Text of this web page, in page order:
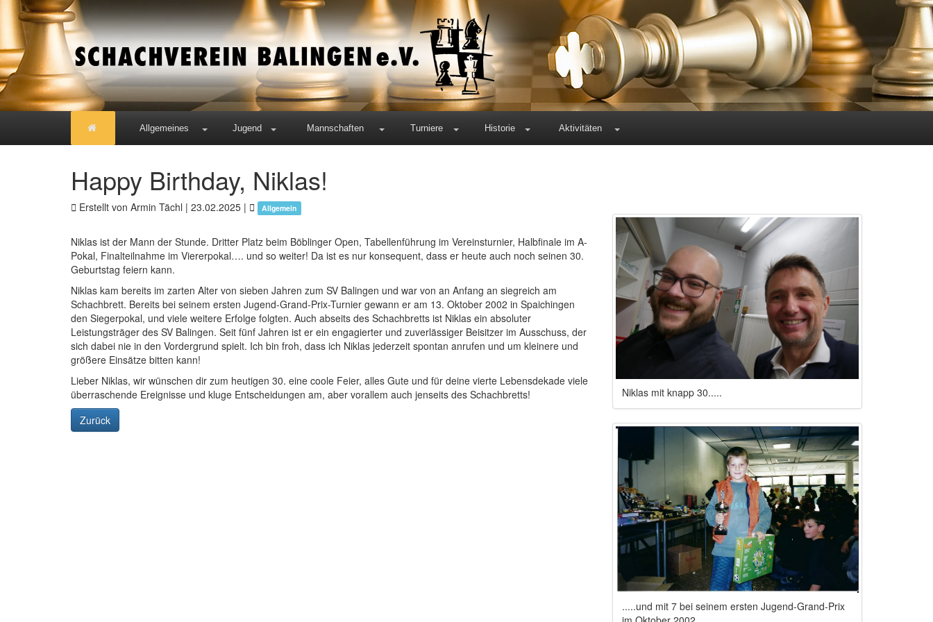
Allgemeines Jugend Mannschaften Turniere Historie Aktivitäten
Happy Birthday, Niklas!
Erstellt von Armin Tächl | 23.02.2025 | Allgemein
Niklas ist der Mann der Stunde. Dritter Platz beim Böblinger Open, Tabellenführung im Vereinsturnier, Halbfinale im A-
Pokal, Finalteilnahme im Viererpokal…. und so weiter! Da ist es nur konsequent, dass er heute auch noch seinen 30.
Geburtstag feiern kann.
Niklas kam bereits im zarten Alter von sieben Jahren zum SV Balingen und war von an Anfang an siegreich am
Schachbrett. Bereits bei seinem ersten Jugend-Grand-Prix-Turnier gewann er am 13. Oktober 2002 in Spaichingen
den Siegerpokal, und viele weitere Erfolge folgten. Auch abseits des Schachbretts ist Niklas ein absoluter
Leistungsträger des SV Balingen. Seit fünf Jahren ist er ein engagierter und zuverlässiger Beisitzer im Ausschuss, der
sich dabei nie in den Vordergrund spielt. Ich bin froh, dass ich Niklas jederzeit spontan anrufen und um kleinere und
größere Einsätze bitten kann!
Lieber Niklas, wir wünschen dir zum heutigen 30. eine coole Feier, alles Gute und für deine vierte Lebensdekade viele
überraschende Ereignisse und kluge Entscheidungen am, aber vorallem auch jenseits des Schachbretts!
Zurück
Niklas mit knapp 30.....
.....und mit 7 bei seinem ersten Jugend-Grand-Prix